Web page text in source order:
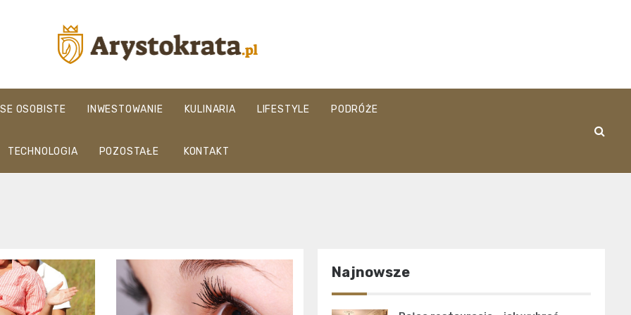
arystokrata.pl
OSOBISTE INWESTOWANIE KULINARIA LIFESTYLE PODRÓŻE
TECHNOLOGIA POZOSTAŁE KONTAKT
Najnowsze